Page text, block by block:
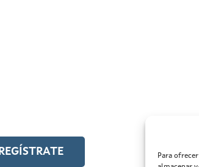
Para
REGÍSTRATE